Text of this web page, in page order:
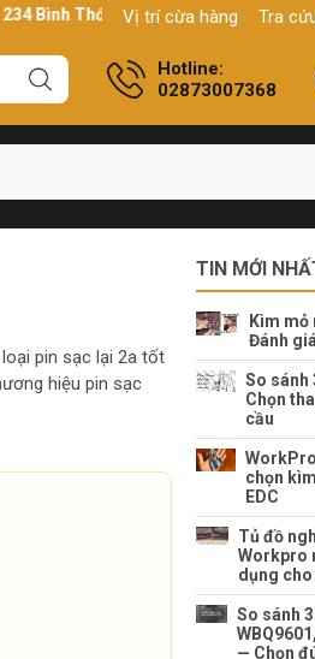
Thới, P10, Q11, HCM Sản
Vị trí cừa hàng Tra
Hotline:
02873007368
pin sạc lại 2a tốt
hiệu pin sạc
TIN MỚI
Kìm
Đánh
So sánh
Chọn
cầu
chọn
EDC
Tủ đồ
Workpro
dụng
So sánh
— Chọn